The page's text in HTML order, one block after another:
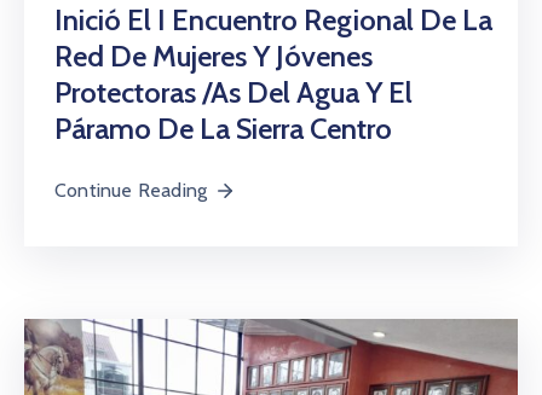
Inició El I Encuentro Regional De La
Red De Mujeres Y Jóvenes
Protectoras /as Del Agua Y El
Páramo De La Sierra Centro
Continue Reading